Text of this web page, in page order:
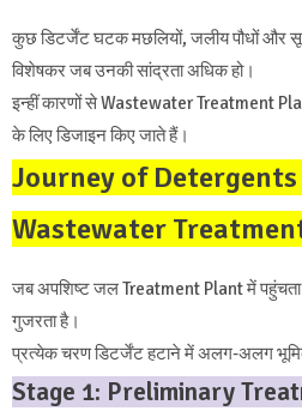
कुछ डिटर्जेंट घटक मछलियों, जलीय पौधों और
विशेषकर जब उनकी सांद्रता अधिक हो।
इन्हीं कारणों से Wastewater Treatment
के लिए डिजाइन किए जाते हैं।
Journey of
Wastewater
जब अपशिष्ट जल Treatment Plant में पहुंचता
गुजरता है।
प्रत्येक चरण डिटर्जेंट हटाने में अलग-अलग
Stage 1: Preliminary